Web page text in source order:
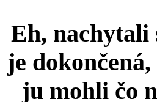
Eh, nachytali
je
ju mohli čo